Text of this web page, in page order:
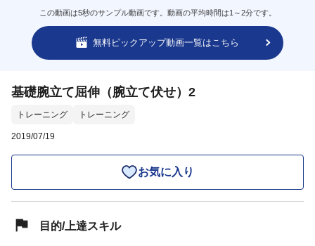
この動画は5秒のサンプル動画です。動画の平均時間は1～2分です。
無料ピックアップ動画一覧はこちら
基礎腕立て屈伸（腕立て伏せ）2
トレーニング トレーニング
2019/07/19
お気に入り
目的/上達スキル